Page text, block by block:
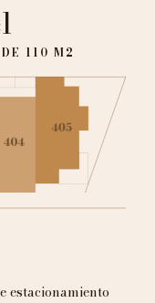
110 M2
estacionamiento